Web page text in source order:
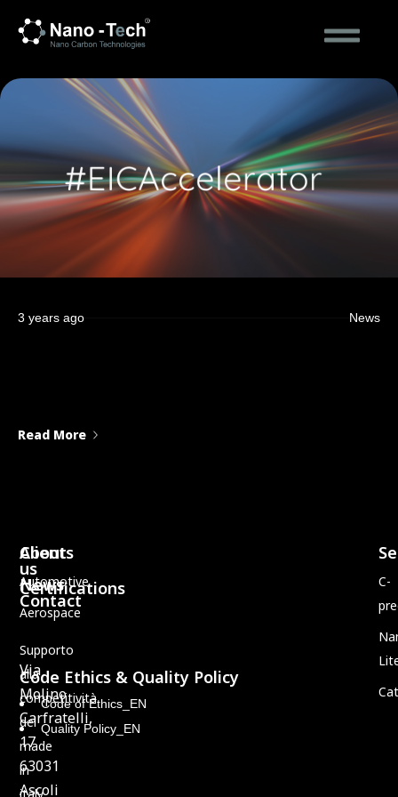
3 years ago News
Read More
Via
Molino
Carfratelli,
17
63031
Ascoli
C-
Clients
Automotive
Aerospace
Code Ethics & Quality Policy
Code of Ethics_EN
Quality Policy_EN
About
us
News
Contact
Certifications
Supporto
alla
competitività
del
made
in